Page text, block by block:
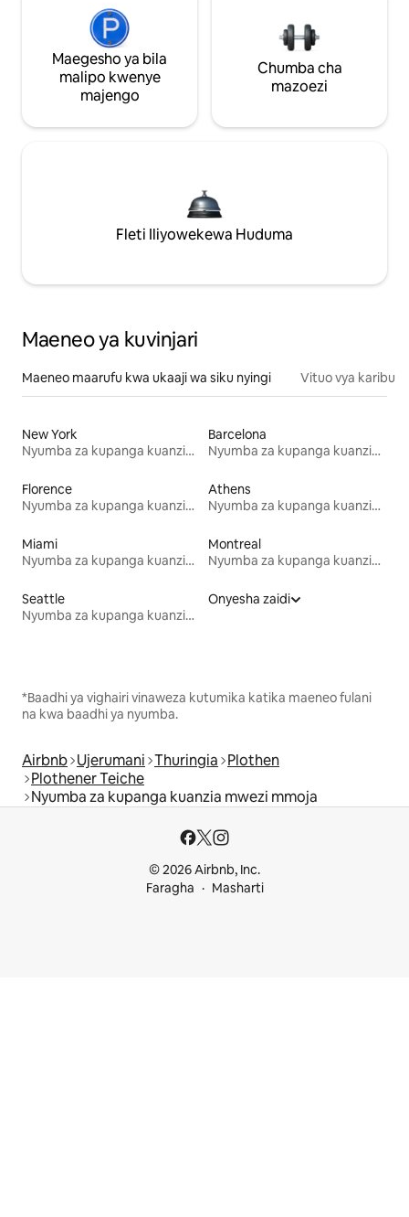
Maegesho ya bila
malipo kwenye
majengo
Chumba cha
mazoezi
Fleti Iliyowekewa Huduma
Maeneo ya kuvinjari
Maeneo maarufu kwa ukaaji wa siku nyingi Vituo vya karibu
New York
Nyumba za kupanga kuanzia mwezi mmoja
Barcelona
Nyumba za kupanga kuanzia mwezi mmoja
Florence
Nyumba za kupanga kuanzia mwezi mmoja
Athens
Nyumba za kupanga kuanzia mwezi mmoja
Miami
Nyumba za kupanga kuanzia mwezi mmoja
Montreal
Nyumba za kupanga kuanzia mwezi mmoja
Seattle
Nyumba za kupanga kuanzia mwezi mmoja
Onyesha zaidi
*Baadhi ya vighairi vinaweza kutumika katika maeneo fulani
na kwa baadhi ya nyumba.
Airbnb Ujerumani Thuringia Plothen
Plothener Teiche
Nyumba za kupanga kuanzia mwezi mmoja
© 2026 Airbnb, Inc.
Faragha
Masharti